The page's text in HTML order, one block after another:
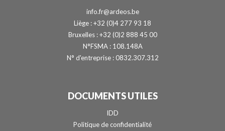
info.fr@ardeos.be
Liège : +32 (0)4 277 93 18
Bruxelles : +32 (0)2 888 45 00
N°FSMA : 108.148A
N° d'entreprise : 0832.307.312
DOCUMENTS UTILES
IDD
Politique de confidentialité